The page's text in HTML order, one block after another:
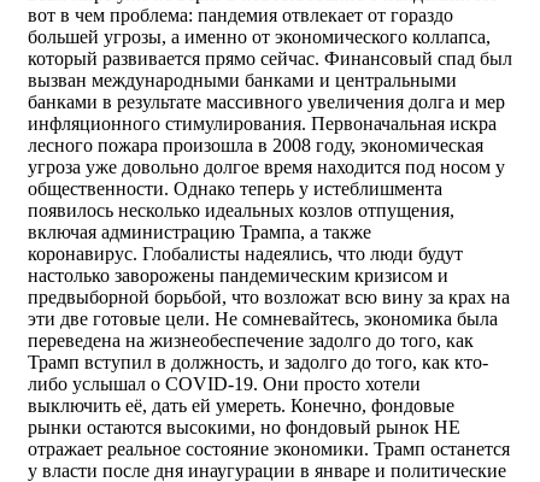
вот в чем проблема: пандемия отвлекает от гораздо
большей угрозы, а именно от экономического коллапса,
который развивается прямо сейчас. Финансовый спад был
вызван международными банками и центральными
банками в результате массивного увеличения долга и мер
инфляционного стимулирования. Первоначальная искра
лесного пожара произошла в 2008 году, экономическая
угроза уже довольно долгое время находится под носом у
общественности. Однако теперь у истеблишмента
появилось несколько идеальных козлов отпущения,
включая администрацию Трампа, а также
коронавирус. Глобалисты надеялись, что люди будут
настолько заворожены пандемическим кризисом и
предвыборной борьбой, что возложат всю вину за крах на
эти две готовые цели. Не сомневайтесь, экономика была
переведена на жизнеобеспечение задолго до того, как
Трамп вступил в должность, и задолго до того, как кто-
либо услышал о COVID-19. Они просто хотели
выключить её, дать ей умереть. Конечно, фондовые
рынки остаются высокими, но фондовый рынок НЕ
отражает реальное состояние экономики. Трамп останется
у власти после дня инаугурации в январе и политические